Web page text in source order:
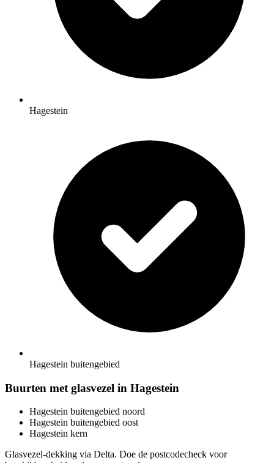
Hagestein
Hagestein buitengebied
Buurten met glasvezel in Hagestein
Hagestein buitengebied noord
Hagestein buitengebied oost
Hagestein kern
Glasvezel-dekking via Delta. Doe de postcodecheck voor